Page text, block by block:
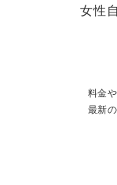
女性
料金
最新